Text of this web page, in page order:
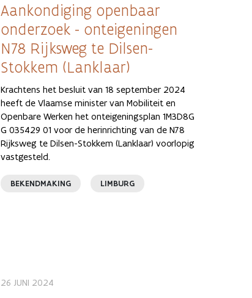
Aankondiging openbaar
onderzoek - onteigeningen
N78 Rijksweg te Dilsen-
Stokkem (Lanklaar)
Krachtens het besluit van 18 september 2024
heeft de Vlaamse minister van Mobiliteit en
Openbare Werken het onteigeningsplan 1M3D8G
G 035429 01 voor de herinrichting van de N78
Rijksweg te Dilsen-Stokkem (Lanklaar) voorlopig
vastgesteld.
BEKENDMAKING LIMBURG
26 JUNI 2024